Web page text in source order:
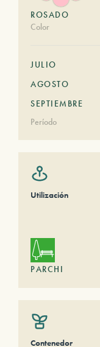
ROSADO
Color
JULIO
AGOSTO
SEPTIEMBRE
Período
Utilización
PARCHI
Contenedor